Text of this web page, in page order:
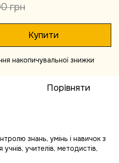
грн
Купити
накопичувальної знижки
Порівняти
знань, умінь і навичок з
учнів, учителів, методистів,